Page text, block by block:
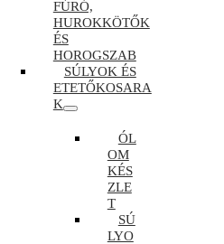
FÚRÓ,
HUROKKÖTŐK
ÉS
HOROGSZAB
SÚLYOK ÉS
ETETŐKOSARA
K
ÓL
OM
KÉS
ZLE
T
SÚ
LYO